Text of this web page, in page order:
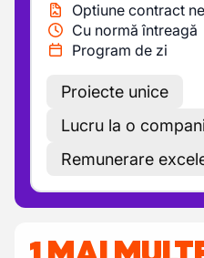
Optiune contract
Cu normă întreagă
Program de zi
Proiecte unice
Lucru la o
Remunerare